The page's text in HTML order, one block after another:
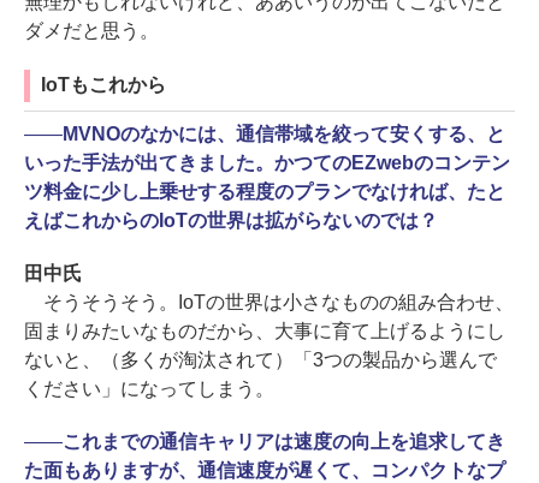
ダメだと思う。
IoTもこれから
――MVNOのなかには、通信帯域を絞って安くする、と
いった手法が出てきました。かつてのEZwebのコンテン
ツ料金に少し上乗せする程度のプランでなければ、たと
えばこれからのIoTの世界は拡がらないのでは？
田中氏
そうそうそう。IoTの世界は小さなものの組み合わせ、
固まりみたいなものだから、大事に育て上げるようにし
ないと、（多くが淘汰されて）「3つの製品から選んで
ください」になってしまう。
――これまでの通信キャリアは速度の向上を追求してき
た面もありますが、通信速度が遅くて、コンパクトなプ